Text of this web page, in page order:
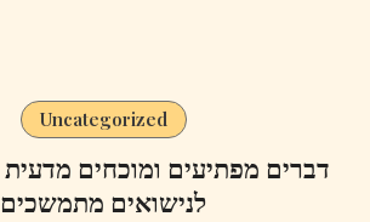
Uncategorized
לנישואים מתמשכים